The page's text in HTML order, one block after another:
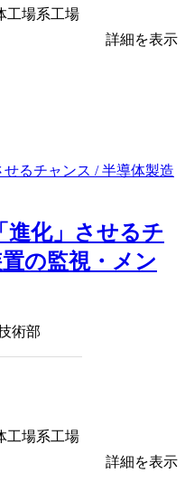
工場系工場
詳細を表示
進化」させるチ
の監視・メン
術部
工場系工場
詳細を表示